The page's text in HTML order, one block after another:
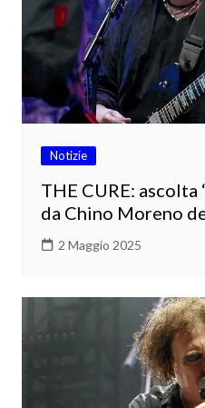
Notizie
THE CURE: ascolta
da Chino Moreno
2 Maggio 2025